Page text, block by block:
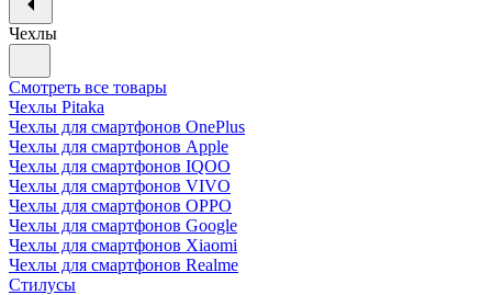
Чехлы
Смотреть все товары
Чехлы Pitaka
Чехлы для смартфонов OnePlus
Чехлы для смартфонов Apple
Чехлы для смартфонов IQOO
Чехлы для смартфонов VIVO
Чехлы для смартфонов OPPO
Чехлы для смартфонов Google
Чехлы для смартфонов Xiaomi
Чехлы для смартфонов Realme
Стилусы